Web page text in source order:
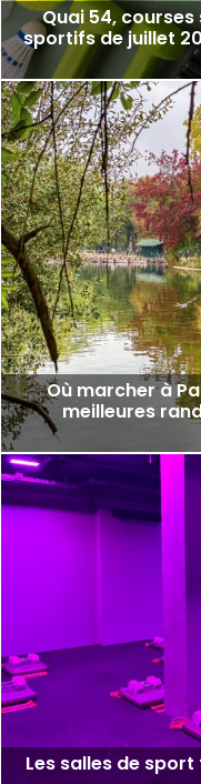
Quai 54,
sportifs de juillet
Où marcher à
meilleures
Les salles de